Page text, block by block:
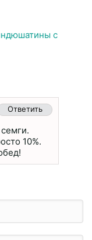
с
Ответить
10%.